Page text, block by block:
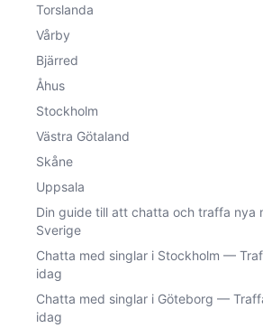
Torslanda
Vårby
Bjärred
Åhus
Stockholm
Västra Götaland
Skåne
Uppsala
Din guide till att chatta och traffa nya
Sverige
Chatta med singlar i Stockholm —
idag
Chatta med singlar i Göteborg —
idag